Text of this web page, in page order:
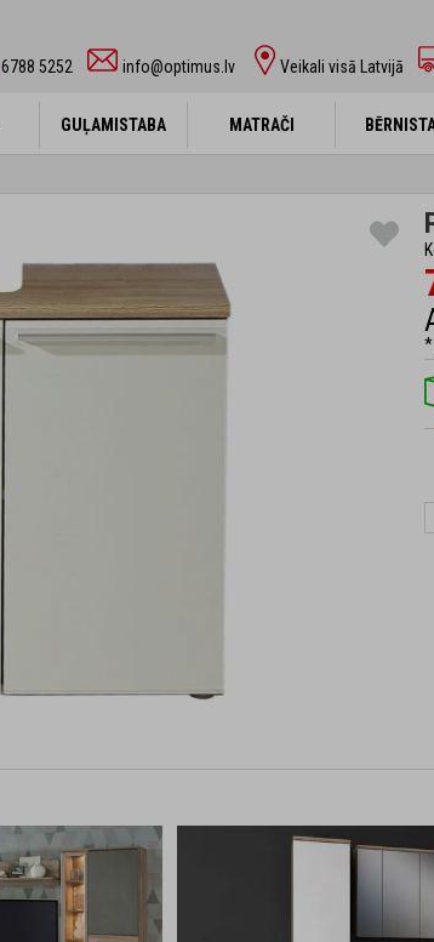
6788 5252 info@optimus.lv Veikali visā Latvijā
GUĻAMISTABA MATRAČI
GUĻAMISTABA MATRAČI
*